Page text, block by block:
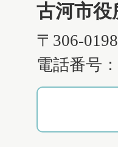
古河市役
〒306-
電話番号